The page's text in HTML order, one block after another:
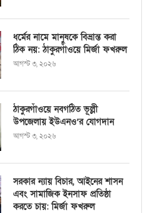
ধর্মের নামে মানুষকে বিভ্রান্ত করা
ঠিক নয়: ঠাকুরগাঁওয়ে মির্জা ফখরুল
আগস্ট ৩, ২০২৬
ঠাকুরগাঁওয়ে নবগঠিত ভূল্লী
উপজেলায় ইউএনও’র যোগদান
আগস্ট ৩, ২০২৬
সরকার ন্যায় বিচার, আইনের শাসন
এবং সামাজিক ইনসাফ প্রতিষ্ঠা
করতে চায়: মির্জা ফখরুল